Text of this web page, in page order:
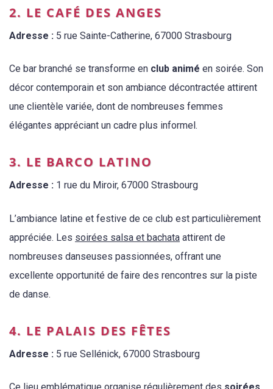
2. LE CAFÉ DES ANGES
Adresse : 5 rue Sainte-Catherine, 67000 Strasbourg
Ce bar branché se transforme en club animé en soirée. Son
décor contemporain et son ambiance décontractée attirent
une clientèle variée, dont de nombreuses femmes
élégantes appréciant un cadre plus informel.
3. LE BARCO LATINO
Adresse : 1 rue du Miroir, 67000 Strasbourg
L’ambiance latine et festive de ce club est particulièrement
appréciée. Les soirées salsa et bachata attirent de
nombreuses danseuses passionnées, offrant une
excellente opportunité de faire des rencontres sur la piste
de danse.
4. LE PALAIS DES FÊTES
Adresse : 5 rue Sellénick, 67000 Strasbourg